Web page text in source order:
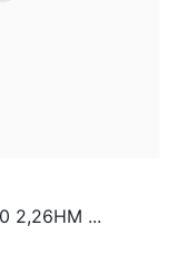
2,26НМ ...